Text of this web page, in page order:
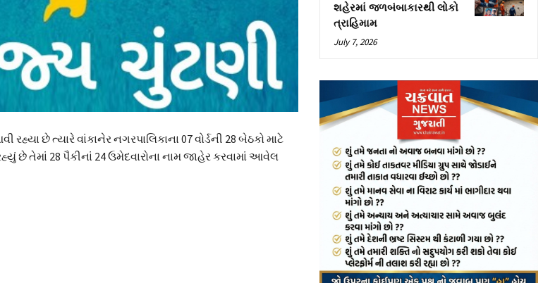
છે ત્યારે વાંકાનેર નગરપાલિકાના 07 વોર્ડની 28 બેઠકો માટે
છે તેમાં 28 પૈકીનાં 24 ઉમેદવારોના નામ જાહેર કરવામાં આવેલ
શહેરમાં જળબંબાકારથી લોકો
ત્રાહિમામ
July 7, 2026